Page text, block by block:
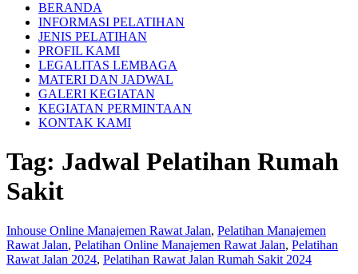
BERANDA
INFORMASI PELATIHAN
JENIS PELATIHAN
PROFIL KAMI
LEGALITAS LEMBAGA
MATERI DAN JADWAL
GALERI KEGIATAN
KEGIATAN PERMINTAAN
KONTAK KAMI
Tag: Jadwal Pelatihan Rumah
Sakit
Inhouse Online Manajemen Rawat Jalan, Pelatihan Manajemen
Rawat Jalan, Pelatihan Online Manajemen Rawat Jalan, Pelatihan
Rawat Jalan 2024, Pelatihan Rawat Jalan Rumah Sakit 2024